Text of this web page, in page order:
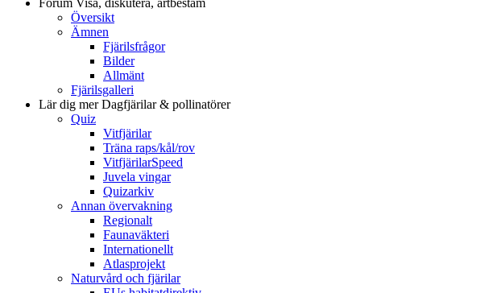
Översikt
Ämnen
Fjärilsfrågor
Bilder
Allmänt
Fjärilsgalleri
Lär dig merDagfjärilar & pollinatörer
Quiz
Vitfjärilar
Träna raps/kål/rov
VitfjärilarSpeed
Juvela vingar
Quizarkiv
Annan övervakning
Regionalt
Faunaväkteri
Internationellt
Atlasprojekt
Naturvård och fjärilar